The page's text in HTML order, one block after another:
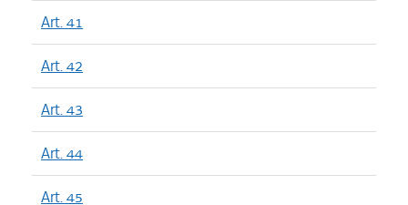
Art. 41
Art. 42
Art. 43
Art. 44
Art. 45